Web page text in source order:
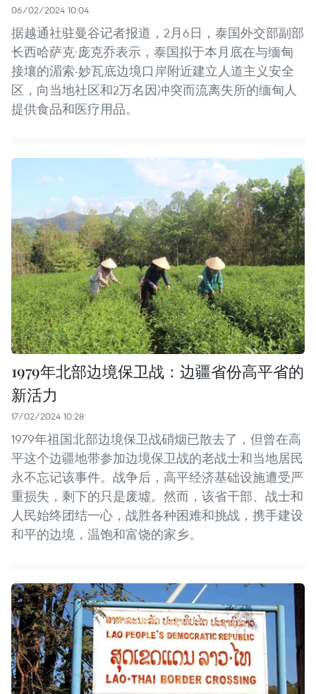
06/02/2024 10:04
据越通社驻曼谷记者报道，2月6日，泰国外交部副部
长西哈萨克·庞克乔表示，泰国拟于本月底在与缅甸
接壤的湄索-妙瓦底边境口岸附近建立人道主义安全
区，向当地社区和2万名因冲突而流离失所的缅甸人
提供食品和医疗用品。
1979年北部边境保卫战：边疆省份高平省的
新活力
17/02/2024 10:28
1979年祖国北部边境保卫战硝烟已散去了，但曾在高
平这个边疆地带参加边境保卫战的老战士和当地居民
永不忘记该事件。战争后，高平经济基础设施遭受严
重损失，剩下的只是废墟。然而，该省干部、战士和
人民始终团结一心，战胜各种困难和挑战，携手建设
和平的边境，温饱和富饶的家乡。